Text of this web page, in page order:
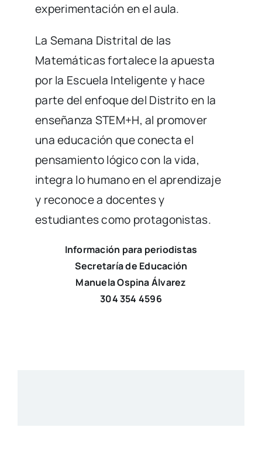
experimentación en el aula.
La Semana Distrital de las
Matemáticas fortalece la apuesta
por la Escuela Inteligente y hace
parte del enfoque del Distrito en la
enseñanza STEM+H, al promover
una educación que conecta el
pensamiento lógico con la vida,
integra lo humano en el aprendizaje
y reconoce a docentes y
estudiantes como protagonistas.
Información para periodistas
Secretaría de Educación
Manuela Ospina Álvarez
304 354 4596